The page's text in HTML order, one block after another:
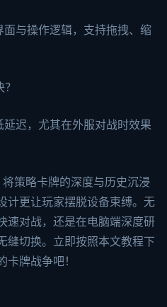
与操作逻辑，支持拖拽、缩
迟，尤其在外服对战时效果
策略卡牌的深度与历史沉浸
计更让玩家摆脱设备束缚。无
速对战，还是在电脑端深度研
缝切换。立即按照本文教程下
卡牌战争吧！